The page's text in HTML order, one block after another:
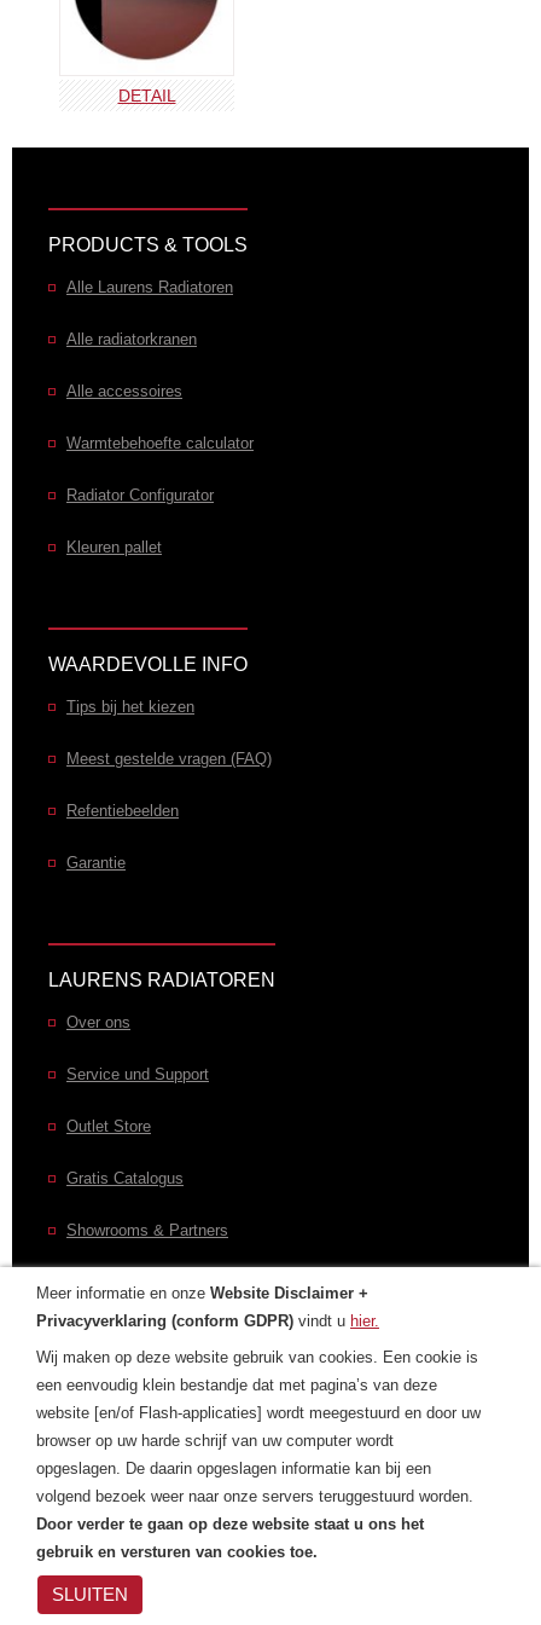
Kleuren en uitvoeringen
Antiek koper
ANT-COOP
DETAIL
PRODUCTS & TOOLS
Alle Laurens Radiatoren
Alle radiatorkranen
Alle accessoires
Warmtebehoefte calculator
Radiator Configurator
Kleuren pallet
WAARDEVOLLE INFO
Tips bij het kiezen
Meest gestelde vragen (FAQ)
Refentiebeelden
Garantie
LAURENS RADIATOREN
Over ons
Service und Support
Outlet Store
Gratis Catalogus
Showrooms & Partners
CONTACT
Contactformulier
Laurens Internationaal
Privacyverklaring
Privacyverklaring
Meer informatie en onze Website Disclaimer +
Privacyverklaring (conform GDPR) vindt u hier.
Wij maken op deze website gebruik van cookies. Een cookie is
een eenvoudig klein bestandje dat met pagina’s van deze
website [en/of Flash-applicaties] wordt meegestuurd en door uw
browser op uw harde schrijf van uw computer wordt
opgeslagen. De daarin opgeslagen informatie kan bij een
volgend bezoek weer naar onze servers teruggestuurd worden.
Door verder te gaan op deze website staat u ons het
gebruik en versturen van cookies toe.
SLUITEN